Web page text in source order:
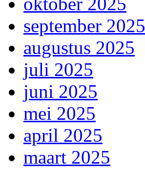
september 2025
augustus 2025
juli 2025
juni 2025
mei 2025
april 2025
maart 2025